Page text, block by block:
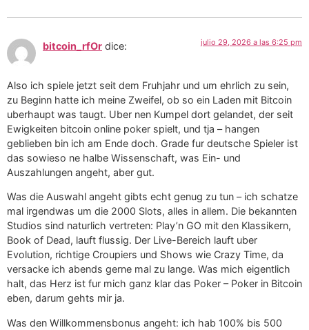
bitcoin_rfOr dice: julio 29, 2026 a las 6:25 pm
Also ich spiele jetzt seit dem Fruhjahr und um ehrlich zu sein,
zu Beginn hatte ich meine Zweifel, ob so ein Laden mit Bitcoin
uberhaupt was taugt. Uber nen Kumpel dort gelandet, der seit
Ewigkeiten bitcoin online poker spielt, und tja – hangen
geblieben bin ich am Ende doch. Grade fur deutsche Spieler ist
das sowieso ne halbe Wissenschaft, was Ein- und
Auszahlungen angeht, aber gut.
Was die Auswahl angeht gibts echt genug zu tun – ich schatze
mal irgendwas um die 2000 Slots, alles in allem. Die bekannten
Studios sind naturlich vertreten: Play’n GO mit den Klassikern,
Book of Dead, lauft flussig. Der Live-Bereich lauft uber
Evolution, richtige Croupiers und Shows wie Crazy Time, da
versacke ich abends gerne mal zu lange. Was mich eigentlich
halt, das Herz ist fur mich ganz klar das Poker – Poker in Bitcoin
eben, darum gehts mir ja.
Was den Willkommensbonus angeht: ich hab 100% bis 500